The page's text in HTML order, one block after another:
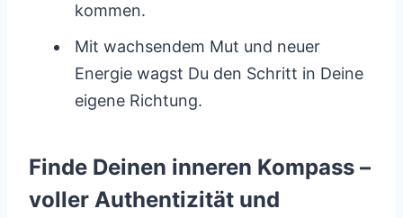
kommen.
Mit wachsendem Mut und neuer
Energie wagst Du den Schritt in Deine
eigene Richtung.
Finde Deinen inneren Kompass –
voller Authentizität und